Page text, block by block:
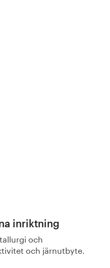
inriktning
och
och järnutbyte.